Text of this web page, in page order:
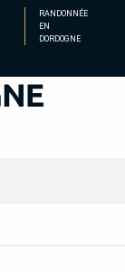
RANDONNÉE
EN
DORDOGNE